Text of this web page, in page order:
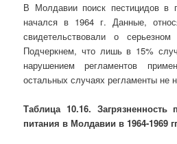
В Молдавии поиск пестицидов в
начался в 1964 г. Данные,
свидетельствовали о
Подчеркнем, что лишь в 15%
нарушением регламентов
остальных случаях регламенты не
Таблица 10.16. Загрязненность
питания в Молдавии в 1964-1969